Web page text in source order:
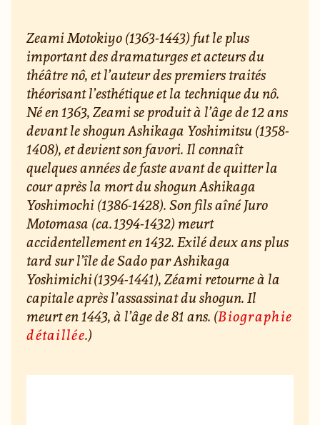
Zeami Motokiyo (1363-1443) fut le plus
important des dramaturges et acteurs du
théâtre nô, et l’auteur des premiers traités
théorisant l’esthétique et la technique du nô.
Né en 1363, Zeami se produit à l’âge de 12 ans
devant le shogun Ashikaga Yoshimitsu (1358-
1408), et devient son favori. Il connaît
quelques années de faste avant de quitter la
cour après la mort du shogun Ashikaga
Yoshimochi (1386-1428). Son fils aîné Juro
Motomasa (ca. 1394-1432) meurt
accidentellement en 1432. Exilé deux ans plus
tard sur l’île de Sado par Ashikaga
Yoshimichi (1394-1441), Zéami retourne à la
capitale après l’assassinat du shogun. Il
meurt en 1443, à l’âge de 81 ans. (Biographie
détaillée.)